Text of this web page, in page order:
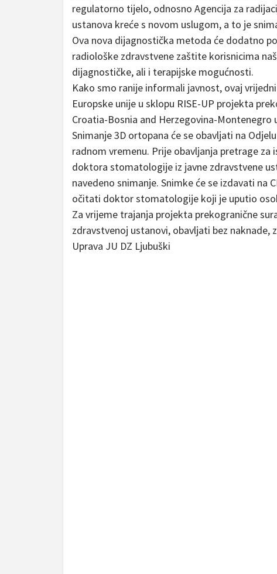
regulatorno tijelo, odnosno Agencija za
ustanova kreće s novom uslugom, a to je
Ova nova dijagnostička metoda će dodatno
radiološke zdravstvene zaštite korisnicima
dijagnostičke, ali i terapijske mogućnosti.
Kako smo ranije informali javnost, ovaj
Europske unije u sklopu RISE-UP projekta
Croatia-Bosnia and Herzegovina-Montenegro
Snimanje 3D ortopana će se obavljati na
radnom vremenu. Prije obavljanja pretrage
doktora stomatologije iz javne zdravstvene
navedeno snimanje. Snimke će se izdavati na
očitati doktor stomatologije koji je uputio
Za vrijeme trajanja projekta prekogranične
zdravstvenoj ustanovi, obavljati bez naknade,
Uprava JU DZ Ljubuški